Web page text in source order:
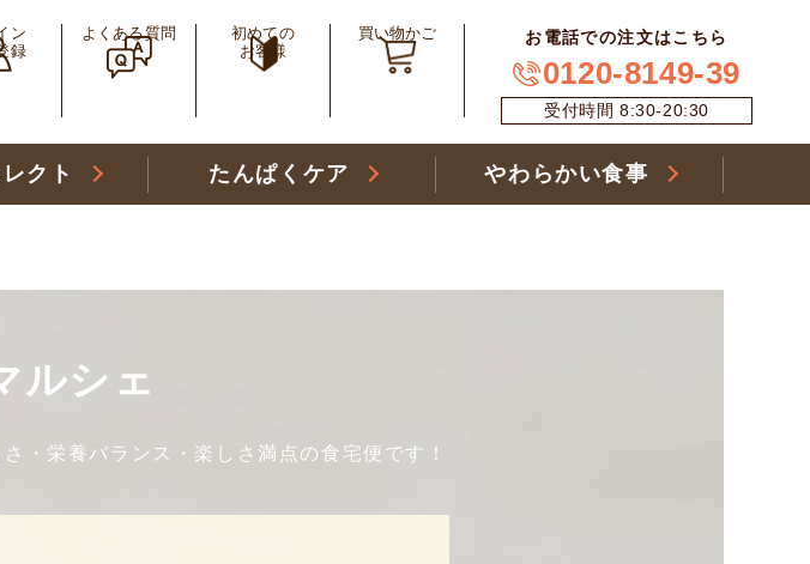
ン
録
よくある質問
初めての
お客様
買い物かご お電話での注文はこちら
0120-8149-39
受付時間 8:30-20:30
クト たんぱくケア やわらかい食事
ルシェ
・栄養バランス・楽しさ満点の食宅便です！